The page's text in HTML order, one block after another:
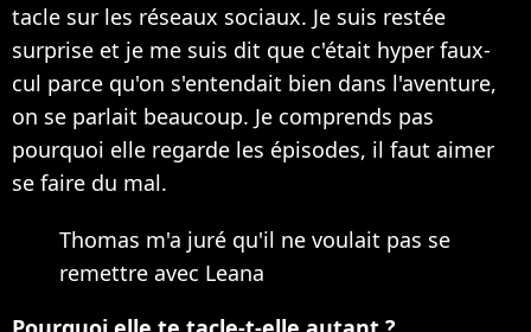
tacle sur les réseaux sociaux. Je suis restée
surprise et je me suis dit que c'était hyper faux-
cul parce qu'on s'entendait bien dans l'aventure,
on se parlait beaucoup. Je comprends pas
pourquoi elle regarde les épisodes, il faut aimer
se faire du mal.
Thomas m'a juré qu'il ne voulait pas se
remettre avec Leana